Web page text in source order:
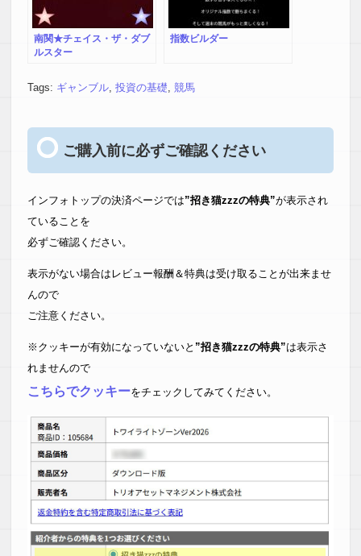
南関★チェイス・ザ・ダブ
ルスター
指数ビルダー
Tags: ギャンブル, 投資の基礎, 競馬
ご購入前に必ずご確認ください
インフォトップの決済ページでは”招き猫zzzの特典”が表示され
ていることを
必ずご確認ください。
表示がない場合はレビュー報酬＆特典は受け取ることが出来ませ
んので
ご注意ください。
※クッキーが有効になっていないと ”招き猫zzzの特典”は表示さ
れませんので
こちらでクッキーをチェックしてみてください。